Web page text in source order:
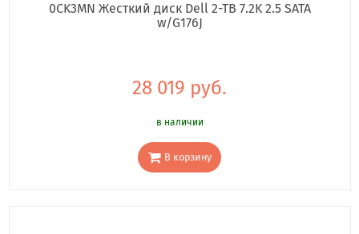
0CK3MN Жесткий диск Dell 2-TB 7.2K 2.5 SATA
w/G176J
28 019 руб.
в наличии
В корзину